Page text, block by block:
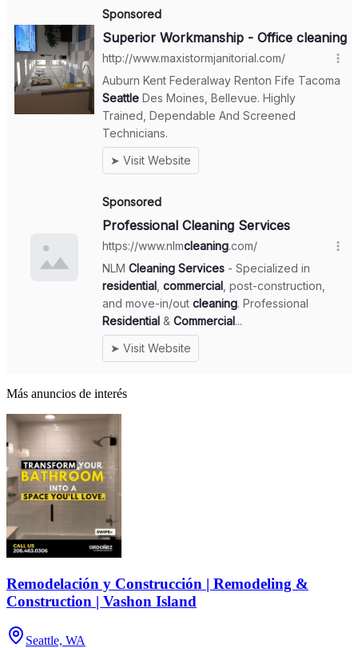
Más anuncios de interés
Remodelación y Construcción | Remodeling &
Construction | Vashon Island
Seattle, WA